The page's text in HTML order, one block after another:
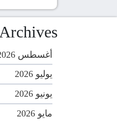
Archives
أغسطس 2026
يوليو 2026
يونيو 2026
مايو 2026